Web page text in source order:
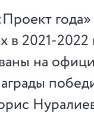
года»
в 2021-2022
на